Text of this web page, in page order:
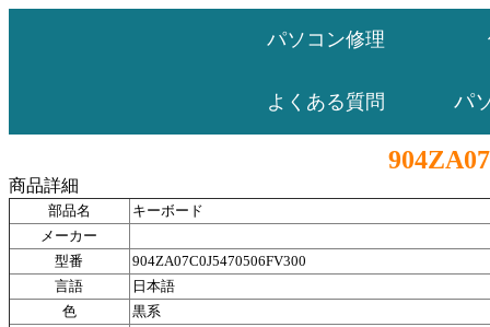
パソコン修理
よくある質問 パ
商品詳細
部品名
キーボード
メーカー
型番
904ZA07C0J5470506FV300
言語
日本語
色
黒系